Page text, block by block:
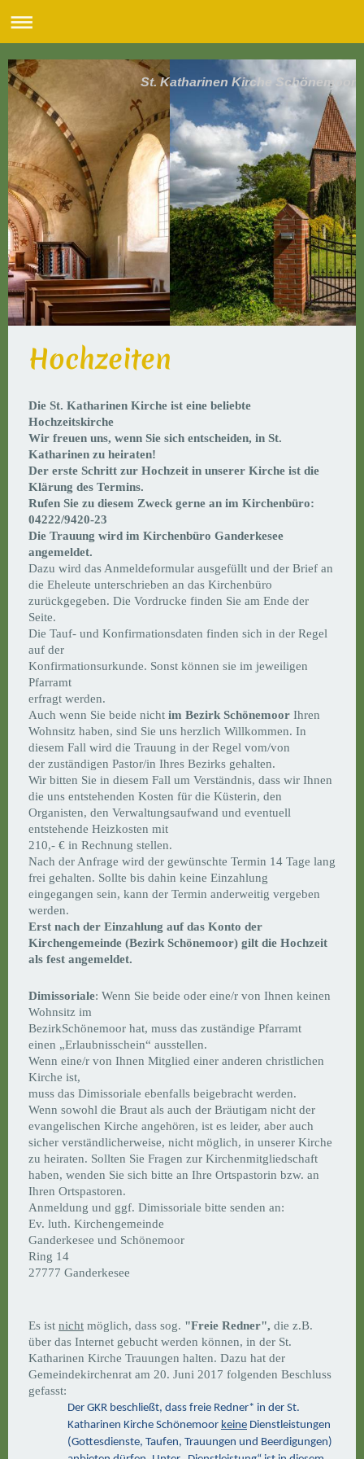
St. Katharinen Kirche Schönemoor
Hochzeiten
Die St. Katharinen Kirche ist eine beliebte
Hochzeitskirche
Wir freuen uns, wenn Sie sich entscheiden, in St.
Katharinen zu heiraten!
Der erste Schritt zur Hochzeit in unserer Kirche ist die
Klärung des Termins.
Rufen Sie zu diesem Zweck gerne an im Kirchenbüro:
04222/9420-23
Die Trauung wird im Kirchenbüro Ganderkesee
angemeldet.
Dazu wird das Anmeldeformular ausgefüllt und der Brief an
die Eheleute unterschrieben an das Kirchenbüro
zurückgegeben. Die Vordrucke finden Sie am Ende der
Seite.
Die Tauf- und Konfirmationsdaten finden sich in der Regel
auf der
Konfirmationsurkunde. Sonst können sie im jeweiligen
Pfarramt
erfragt werden.
Auch wenn Sie beide nicht im Bezirk Schönemoor Ihren
Wohnsitz haben, sind Sie uns herzlich Willkommen. In
diesem Fall wird die Trauung in der Regel vom/von
der zuständigen Pastor/in Ihres Bezirks gehalten.
Wir bitten Sie in diesem Fall um Verständnis, dass wir Ihnen
die uns entstehenden Kosten für die Küsterin, den
Organisten, den Verwaltungsaufwand und eventuell
entstehende Heizkosten mit
210,- € in Rechnung stellen.
Nach der Anfrage wird der gewünschte Termin 14 Tage lang
frei gehalten. Sollte bis dahin keine Einzahlung
eingegangen sein, kann der Termin anderweitig vergeben
werden.
Erst nach der Einzahlung auf das Konto der
Kirchengemeinde (Bezirk Schönemoor) gilt die Hochzeit
als fest angemeldet.
Dimissoriale: Wenn Sie beide oder eine/r von Ihnen keinen
Wohnsitz im
BezirkSchönemoor hat, muss das zuständige Pfarramt
einen „Erlaubnisschein“ ausstellen.
Wenn eine/r von Ihnen Mitglied einer anderen christlichen
Kirche ist,
muss das Dimissoriale ebenfalls beigebracht werden.
Wenn sowohl die Braut als auch der Bräutigam nicht der
evangelischen Kirche angehören, ist es leider, aber auch
sicher verständlicherweise, nicht möglich, in unserer Kirche
zu heiraten. Sollten Sie Fragen zur Kirchenmitgliedschaft
haben, wenden Sie sich bitte an Ihre Ortspastorin bzw. an
Ihren Ortspastoren.
Anmeldung und ggf. Dimissoriale bitte senden an:
Ev. luth. Kirchengemeinde
Ganderkesee und Schönemoor
Ring 14
27777 Ganderkesee
Es ist nicht möglich, dass sog. "Freie Redner", die z.B.
über das Internet gebucht werden können, in der St.
Katharinen Kirche Trauungen halten. Dazu hat der
Gemeindekirchenrat am 20. Juni 2017 folgenden Beschluss
gefasst:
Der GKR beschließt, dass freie Redner* in der St.
Katharinen Kirche Schönemoor keine Dienstleistungen
(Gottesdienste, Taufen, Trauungen und Beerdigungen)